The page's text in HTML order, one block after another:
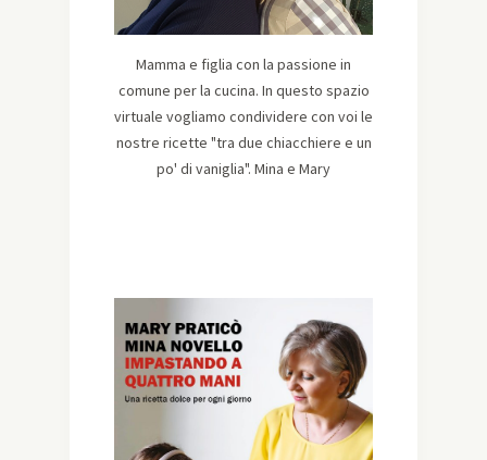
Mamma e figlia con la passione in
comune per la cucina. In questo spazio
virtuale vogliamo condividere con voi le
nostre ricette "tra due chiacchiere e un
po' di vaniglia". Mina e Mary